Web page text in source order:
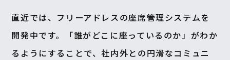
直近では、フリーアドレスの座席管理システムを
開発中です。「誰がどこに座っているのか」がわか
るようにすることで、社内外との円滑なコミュニ